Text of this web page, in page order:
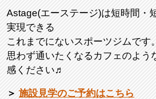
Astage(エーステージ)は短時間・
実現できる
これまでにないスポーツジムです。
思わず通いたくなるカフェのよう
感ください♬
＞施設見学のご予約はこちら